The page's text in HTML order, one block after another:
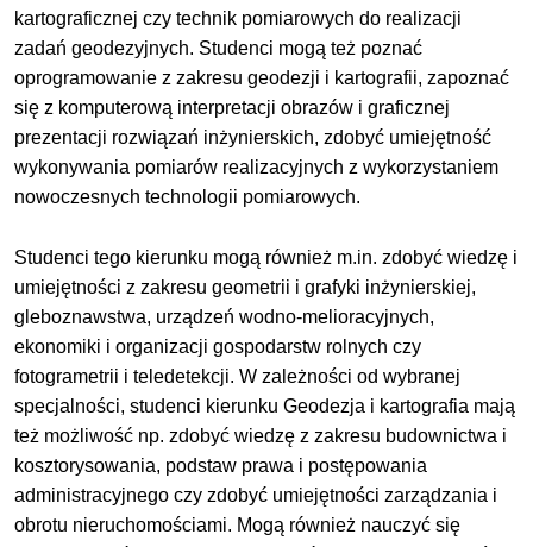
kartograficznej czy technik pomiarowych do realizacji
zadań geodezyjnych. Studenci mogą też poznać
oprogramowanie z zakresu geodezji i kartografii, zapoznać
się z komputerową interpretacji obrazów i graficznej
prezentacji rozwiązań inżynierskich, zdobyć umiejętność
wykonywania pomiarów realizacyjnych z wykorzystaniem
nowoczesnych technologii pomiarowych.
Studenci tego kierunku mogą również m.in. zdobyć wiedzę i
umiejętności z zakresu geometrii i grafyki inżynierskiej,
gleboznawstwa, urządzeń wodno-melioracyjnych,
ekonomiki i organizacji gospodarstw rolnych czy
fotogrametrii i teledetekcji. W zależności od wybranej
specjalności, studenci kierunku Geodezja i kartografia mają
też możliwość np. zdobyć wiedzę z zakresu budownictwa i
kosztorysowania, podstaw prawa i postępowania
administracyjnego czy zdobyć umiejętności zarządzania i
obrotu nieruchomościami. Mogą również nauczyć się